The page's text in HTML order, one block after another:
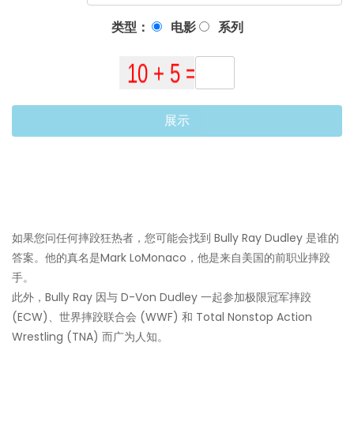
类型： 电影 系列
展示
如果您问任何摔跤狂热者，您可能会找到 Bully Ray Dudley 是谁的
答案。他的真名是Mark LoMonaco，他是来自美国的前职业摔跤
手。
此外，Bully Ray 因与 D-Von Dudley 一起参加极限冠军摔跤
(ECW)、世界摔跤联合会 (WWF) 和 Total Nonstop Action
Wrestling (TNA) 而广为人知。